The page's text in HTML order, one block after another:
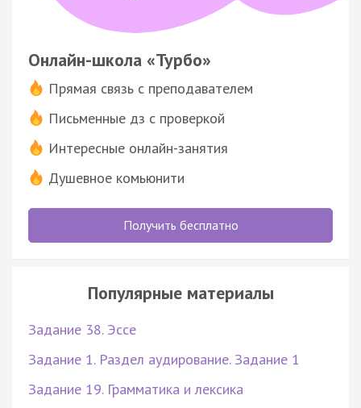
Онлайн-школа «Турбо»
Прямая связь с преподавателем
Письменные дз с проверкой
Интересные онлайн-занятия
Душевное комьюнити
Получить бесплатно
Популярные материалы
Задание 38. Эссе
Задание 1. Раздел аудирование. Задание 1
Задание 19. Грамматика и лексика